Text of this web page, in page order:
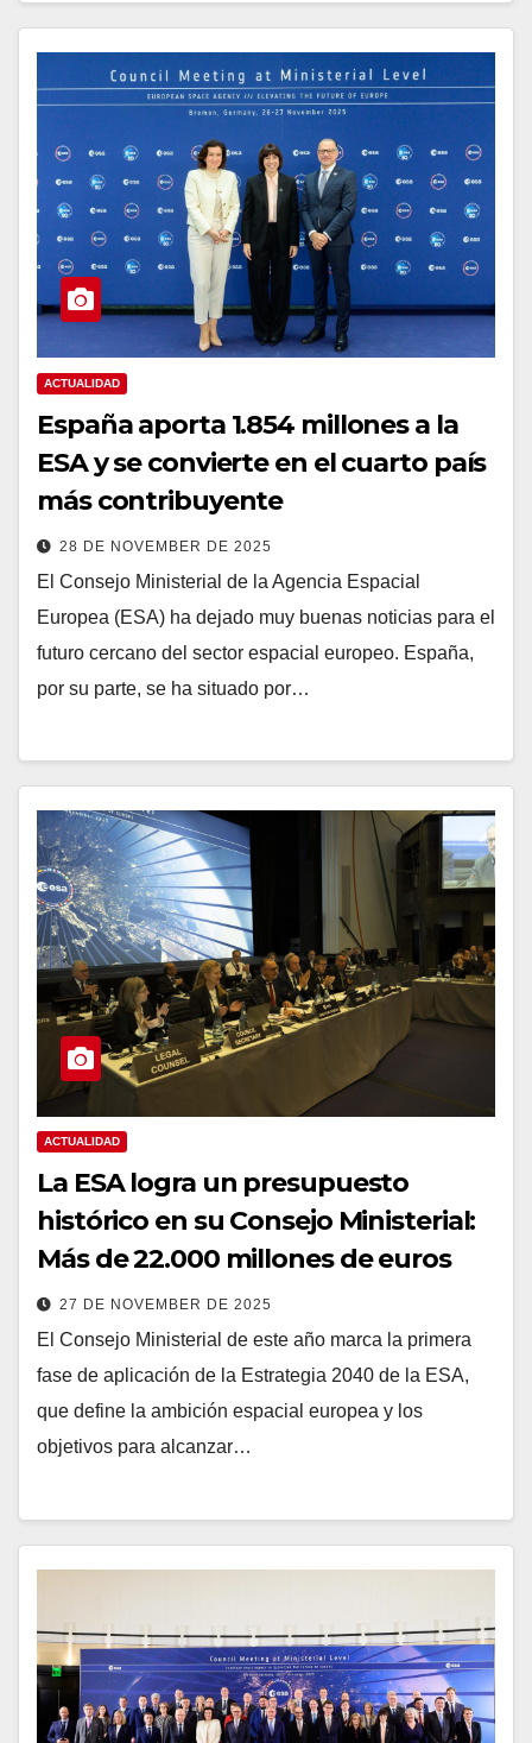
ACTUALIDAD
España aporta 1.854 millones a la
ESA y se convierte en el cuarto país
más contribuyente
28 DE NOVEMBER DE 2025
El Consejo Ministerial de la Agencia Espacial
Europea (ESA) ha dejado muy buenas noticias para el
futuro cercano del sector espacial europeo. España,
por su parte, se ha situado por…
ACTUALIDAD
La ESA logra un presupuesto
histórico en su Consejo Ministerial:
Más de 22.000 millones de euros
27 DE NOVEMBER DE 2025
El Consejo Ministerial de este año marca la primera
fase de aplicación de la Estrategia 2040 de la ESA,
que define la ambición espacial europea y los
objetivos para alcanzar…